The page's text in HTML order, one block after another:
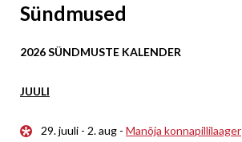
Sündmused
2026 SÜNDMUSTE KALENDER
JUULI
29. juuli - 2. aug - Manõja konnapillilaager